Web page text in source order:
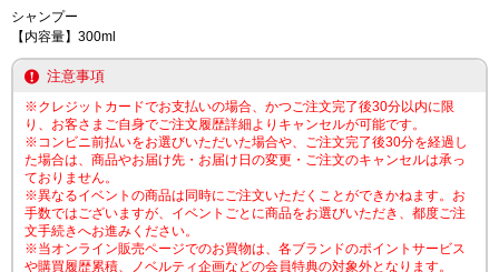
シャンプー
【内容量】300ml
注意事項
※クレジットカードでお支払いの場合、かつご注文完了後30分以内に限
り、お客さまご自身でご注文履歴詳細よりキャンセルが可能です。
※コンビニ前払いをお選びいただいた場合や、ご注文完了後30分を経過し
た場合は、商品やお届け先・お届け日の変更・ご注文のキャンセルは承っ
ておりません。
※異なるイベントの商品は同時にご注文いただくことができかねます。お
手数ではございますが、イベントごとに商品をお選びいただき、都度ご注
文手続きへお進みください。
※当オンライン販売ページでのお買物は、各ブランドのポイントサービス
や購買履歴累積、ノベルティ企画などの会員特典の対象外となります。